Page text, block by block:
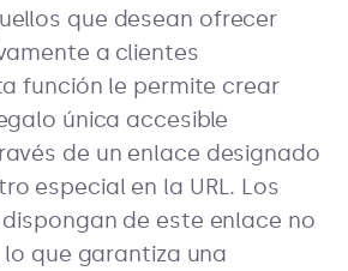
que desean ofrecer
a clientes
función le permite crear
única accesible
de un enlace designado
especial en la URL. Los
de este enlace no
que garantiza una